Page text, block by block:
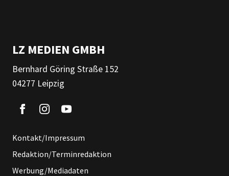
LZ MEDIEN GMBH
Bernhard Göring Straße 152
04277 Leipzig
Kontakt/Impressum
Redaktion/Terminredaktion
Werbung/Mediadaten